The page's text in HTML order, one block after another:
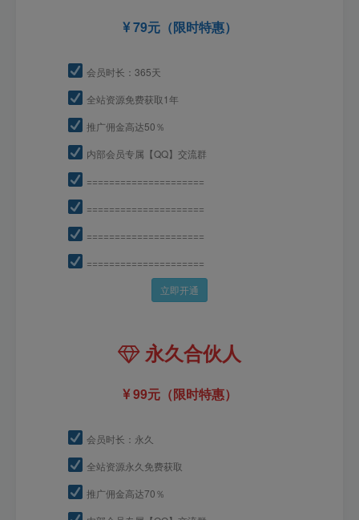
79元（限时特惠）
会员时长：365天
全站资源免费获取1年
推广佣金高达50％
内部会员专属【QQ】交流群
=====================
=====================
=====================
=====================
立即开通
永久合伙人
99元（限时特惠）
会员时长：永久
全站资源永久免费获取
推广佣金高达70％